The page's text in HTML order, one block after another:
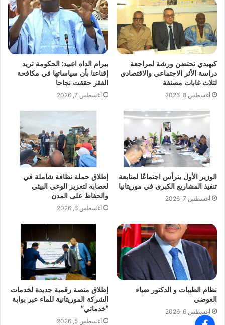
كيهيدي تحتضن ورشة لمراجعة
دراسة الأثر الاجتماعي والاقتصادي
لثلاث غابات مصنفة
أغسطس 8, 2026
بيرام الداه اعبيد: الحكومة تريد
إقناعنا بأن سياساتها في مكافحة
الفقر حققت نجاحا
أغسطس 7, 2026
الوزير الأول يترأس اجتماعًا لمتابعة
تنفيذ المشاريع الكبرى في موريتانيا
أغسطس 7, 2026
إطلاق حملة نظافة شاملة في
لعصابه لتعزيز الوعي البيئي
والحفاظ على المدن
أغسطس 6, 2026
نظام الطيبات و الدكتور ضياء
العوضي
أغسطس 6, 2026
إطلاق منصة رقمية جديدة لخدمات
الشركة الموريتانية للماء عبر بوابة
“خدماتي”
أغسطس 5, 2026